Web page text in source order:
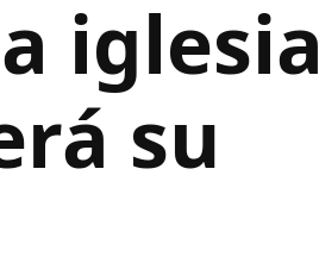
iglesia
su